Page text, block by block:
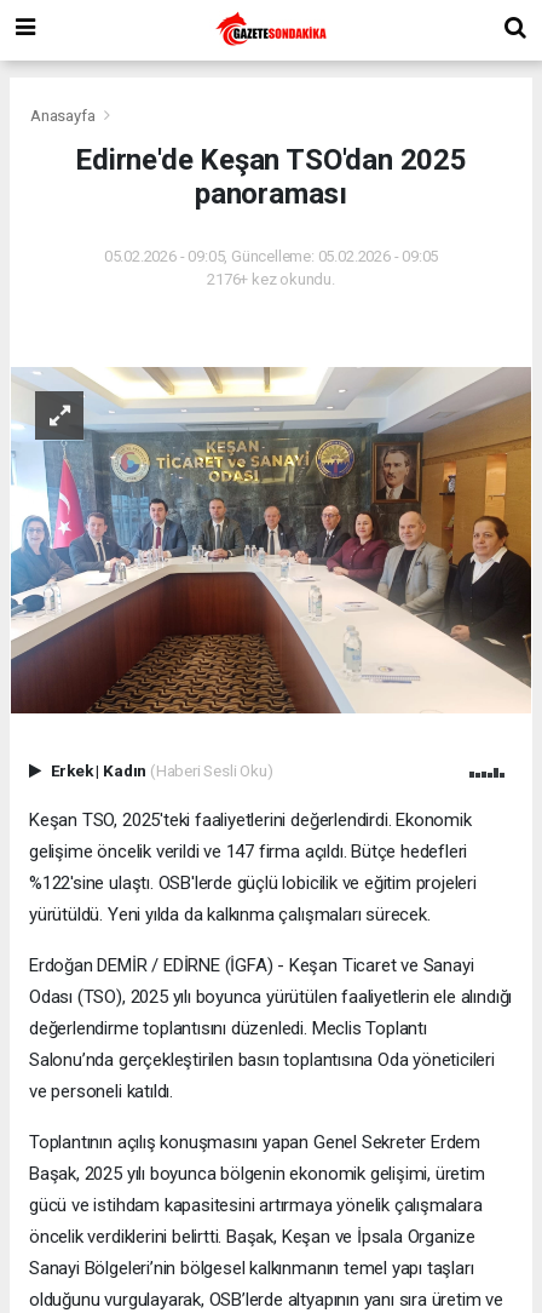
Anasayfa
Edirne'de Keşan TSO'dan 2025
panoraması
05.02.2026 - 09:05, Güncelleme: 05.02.2026 - 09:05
2176+ kez okundu.
Erkek| Kadın (Haberi Sesli Oku)
Keşan TSO, 2025'teki faaliyetlerini değerlendirdi. Ekonomik
gelişime öncelik verildi ve 147 firma açıldı. Bütçe hedefleri
%122'sine ulaştı. OSB'lerde güçlü lobicilik ve eğitim projeleri
yürütüldü. Yeni yılda da kalkınma çalışmaları sürecek.
Erdoğan DEMİR / EDİRNE (İGFA) - Keşan Ticaret ve Sanayi
Odası (TSO), 2025 yılı boyunca yürütülen faaliyetlerin ele alındığı
değerlendirme toplantısını düzenledi. Meclis Toplantı
Salonu’nda gerçekleştirilen basın toplantısına Oda yöneticileri
ve personeli katıldı.
Toplantının açılış konuşmasını yapan Genel Sekreter Erdem
Başak, 2025 yılı boyunca bölgenin ekonomik gelişimi, üretim
gücü ve istihdam kapasitesini artırmaya yönelik çalışmalara
öncelik verdiklerini belirtti. Başak, Keşan ve İpsala Organize
Sanayi Bölgeleri’nin bölgesel kalkınmanın temel yapı taşları
olduğunu vurgulayarak, OSB’lerde altyapının yanı sıra üretim ve